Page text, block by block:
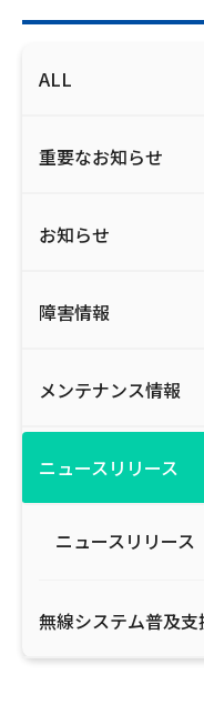
受付
おトクなプラン
パンフレット・チラ
ALL
重要なお知らせ
お知らせ
障害情報
メンテナンス情報
ニュースリリース
ニュースリリース
無線システム普及支